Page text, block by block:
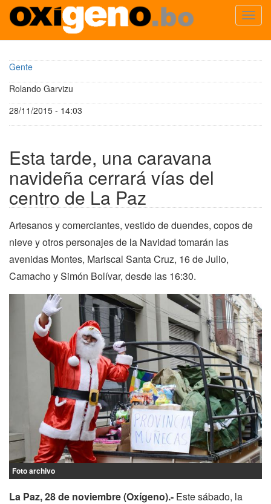
contenido
principal
Gente
Rolando Garvizu
28/11/2015 - 14:03
Esta tarde, una caravana
navideña cerrará vías del
centro de La Paz
Artesanos y comerciantes, vestido de duendes, copos de
nieve y otros personajes de la Navidad tomarán las
avenidas Montes, Mariscal Santa Cruz, 16 de Julio,
Camacho y Simón Bolívar, desde las 16:30.
Foto archivo
La Paz, 28 de noviembre (Oxígeno).- Este sábado, la